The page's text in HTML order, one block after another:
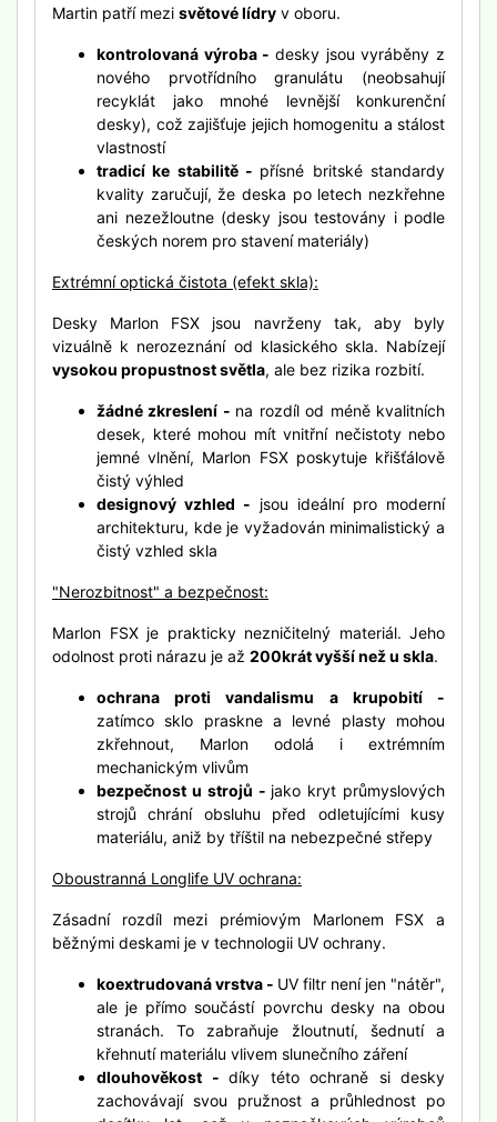
Martin patří mezi světové lídry v oboru.
kontrolovaná výroba - desky jsou vyráběny z
nového prvotřídního granulátu (neobsahují
recyklát jako mnohé levnější konkurenční
desky), což zajišťuje jejich homogenitu a stálost
vlastností
tradicí ke stabilitě - přísné britské standardy
kvality zaručují, že deska po letech nezkřehne
ani nezežloutne (desky jsou testovány i podle
českých norem pro stavení materiály)
Extrémní optická čistota (efekt skla):
Desky Marlon FSX jsou navrženy tak, aby byly
vizuálně k nerozeznání od klasického skla. Nabízejí
vysokou propustnost světla, ale bez rizika rozbití.
žádné zkreslení - na rozdíl od méně kvalitních
desek, které mohou mít vnitřní nečistoty nebo
jemné vlnění, Marlon FSX poskytuje křišťálově
čistý výhled
designový vzhled - jsou ideální pro moderní
architekturu, kde je vyžadován minimalistický a
čistý vzhled skla
"Nerozbitnost" a bezpečnost:
Marlon FSX je prakticky nezničitelný materiál. Jeho
odolnost proti nárazu je až 200krát vyšší než u skla.
ochrana proti vandalismu a krupobití -
zatímco sklo praskne a levné plasty mohou
zkřehnout, Marlon odolá i extrémním
mechanickým vlivům
bezpečnost u strojů - jako kryt průmyslových
strojů chrání obsluhu před odletujícími kusy
materiálu, aniž by tříštil na nebezpečné střepy
Oboustranná Longlife UV ochrana:
Zásadní rozdíl mezi prémiovým Marlonem FSX a
běžnými deskami je v technologii UV ochrany.
koextrudovaná vrstva - UV filtr není jen "nátěr",
ale je přímo součástí povrchu desky na obou
stranách. To zabraňuje žloutnutí, šednutí a
křehnutí materiálu vlivem slunečního záření
dlouhověkost - díky této ochraně si desky
zachovávají svou pružnost a průhlednost po